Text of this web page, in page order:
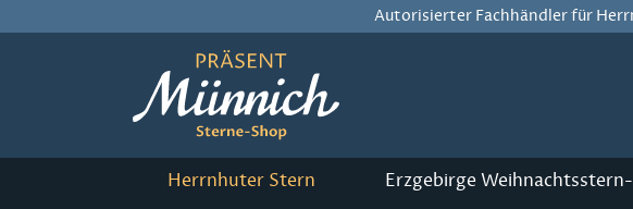
Autorisierter Fachhändler für
Herrnhuter Stern Erzgebirge